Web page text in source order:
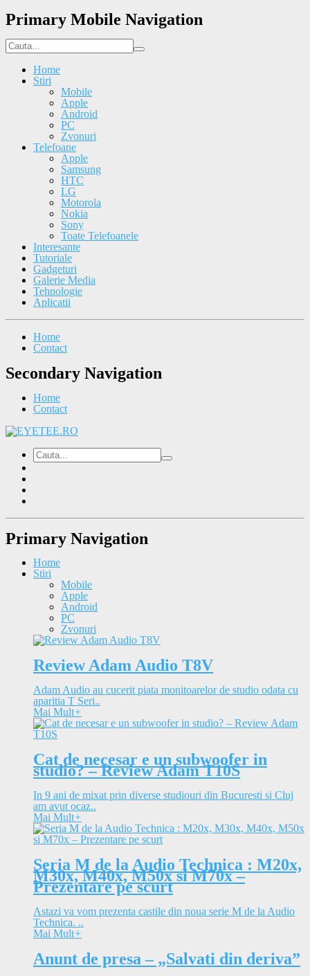
Primary Mobile Navigation
Home
Stiri
Mobile
Apple
Android
PC
Zvonuri
Telefoane
Apple
Samsung
HTC
LG
Motorola
Nokia
Sony
Toate Telefoanele
Interesante
Tutoriale
Gadgeturi
Galerie Media
Tehnologie
Aplicatii
Home
Contact
Secondary Navigation
Home
Contact
Primary Navigation
Home
Stiri
Mobile
Apple
Android
PC
Zvonuri
Review Adam Audio T8V
Adam Audio au cucerit piata monitoarelor de studio odata cu
aparitia T Seri..
Mai Mult+
Cat de necesar e un subwoofer in
studio? – Review Adam T10S
In 9 ani de mixat prin diverse studiouri din Bucuresti si Cluj
am avut ocaz..
Mai Mult+
Seria M de la Audio Technica : M20x,
M30x, M40x, M50x si M70x –
Prezentare pe scurt
Astazi va vom prezenta castile din noua serie M de la Audio
Technica. ..
Mai Mult+
Anunt de presa – „Salvati din deriva”